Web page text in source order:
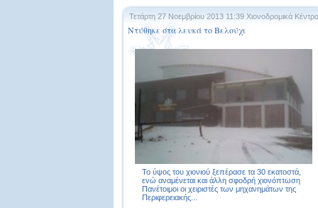
Τετάρτη 27 Νοεμβρίου 2013 11:39 Χιονοδρομικά Κέντρα
Ντύθηκε στα λευκά το Βελούχι
Το ύψος του χιονιού ξεπέρασε τα 30 εκατοστά,
ενώ αναμένεται και άλλη σφοδρή χιονόπτωση
Πανέτοιμοι οι χειριστές των μηχανημάτων της
Περιφερειακής...